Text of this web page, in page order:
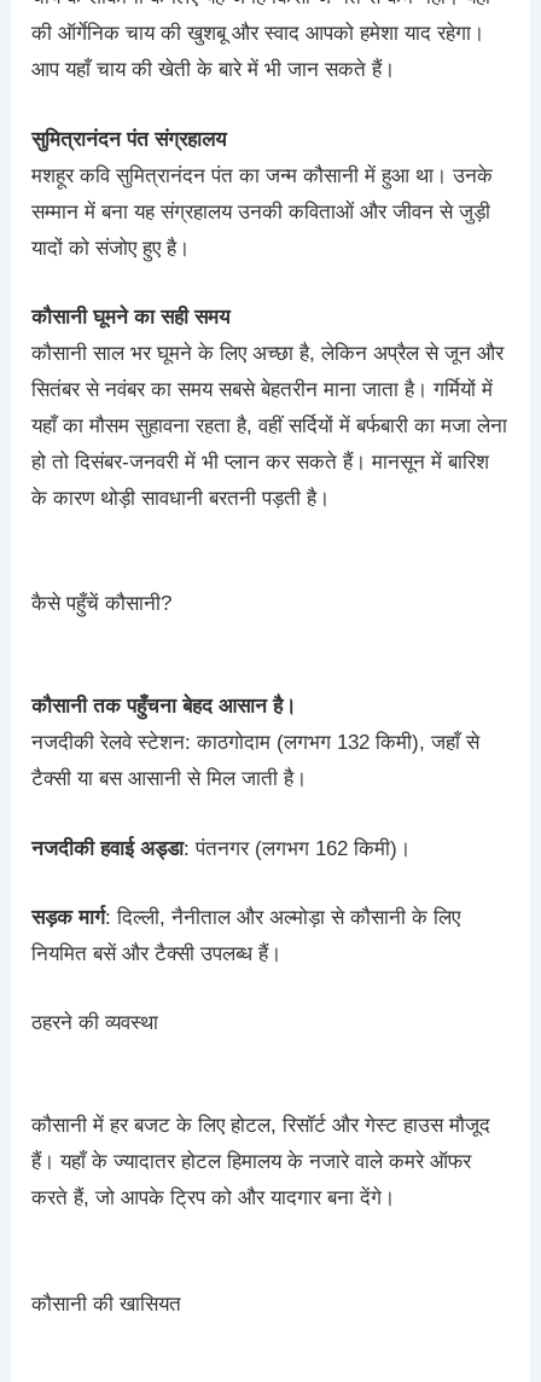
की ऑर्गेनिक चाय की खुशबू और स्वाद आपको हमेशा याद रहेगा।
आप यहाँ चाय की खेती के बारे में भी जान सकते हैं।
सुमित्रानंदन पंत संग्रहालय
मशहूर कवि सुमित्रानंदन पंत का जन्म कौसानी में हुआ था। उनके
सम्मान में बना यह संग्रहालय उनकी कविताओं और जीवन से जुड़ी
यादों को संजोए हुए है।
कौसानी घूमने का सही समय
कौसानी साल भर घूमने के लिए अच्छा है, लेकिन अप्रैल से जून और
सितंबर से नवंबर का समय सबसे बेहतरीन माना जाता है। गर्मियों में
यहाँ का मौसम सुहावना रहता है, वहीं सर्दियों में बर्फबारी का मजा लेना
हो तो दिसंबर-जनवरी में भी प्लान कर सकते हैं। मानसून में बारिश
के कारण थोड़ी सावधानी बरतनी पड़ती है।
कैसे पहुँचें कौसानी?
कौसानी तक पहुँचना बेहद आसान है।
नजदीकी रेलवे स्टेशन: काठगोदाम (लगभग 132 किमी), जहाँ से
टैक्सी या बस आसानी से मिल जाती है।
नजदीकी हवाई अड्डा: पंतनगर (लगभग 162 किमी)।
सड़क मार्ग: दिल्ली, नैनीताल और अल्मोड़ा से कौसानी के लिए
नियमित बसें और टैक्सी उपलब्ध हैं।
ठहरने की व्यवस्था
कौसानी में हर बजट के लिए होटल, रिसॉर्ट और गेस्ट हाउस मौजूद
हैं। यहाँ के ज्यादातर होटल हिमालय के नजारे वाले कमरे ऑफर
करते हैं, जो आपके ट्रिप को और यादगार बना देंगे।
कौसानी की खासियत